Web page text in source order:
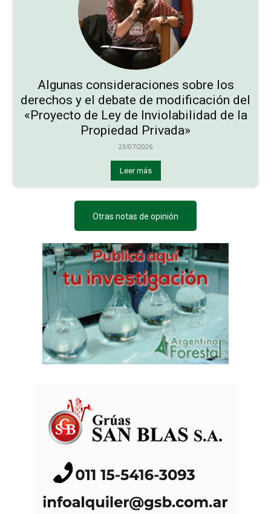
Algunas consideraciones sobre los
derechos y el debate de modificación del
«Proyecto de Ley de Inviolabilidad de la
Propiedad Privada»
23/07/2026
Leer más
Otras notas de opinión